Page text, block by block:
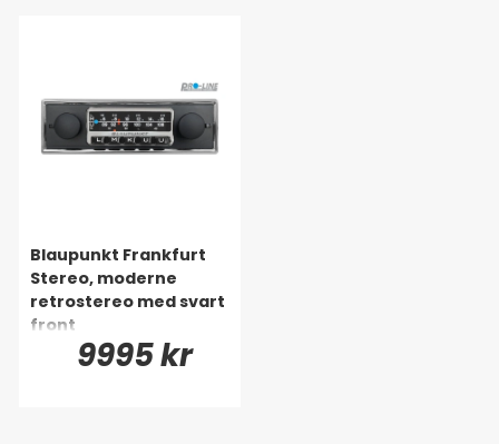
Blaupunkt Frankfurt
Stereo, moderne
retrostereo med svart
front
9995 kr